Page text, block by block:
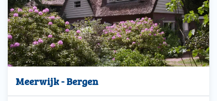
Meerwijk - Bergen